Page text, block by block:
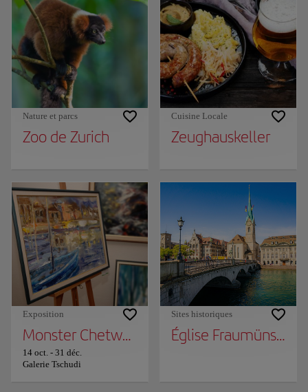
Nature et parcs
Zoo de Zurich
Cuisine Locale
Zeughauskeller
Exposition
Monster Chetwynd "Zardoz"
14 oct. - 31 déc.
Galerie Tschudi
Sites historiques
Église Fraumünster